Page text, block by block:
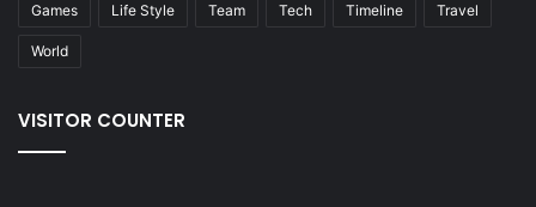
Games Life Style Team Tech Timeline Travel
World
VISITOR COUNTER